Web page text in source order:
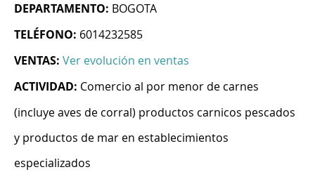
DEPARTAMENTO: BOGOTA
TELÉFONO: 6014232585
VENTAS: Ver evolución en ventas
ACTIVIDAD: Comercio al por menor de carnes
(incluye aves de corral) productos carnicos pescados
y productos de mar en establecimientos
especializados